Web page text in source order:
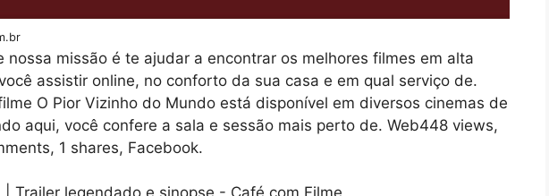
nossa missão é te ajudar a encontrar os melhores filmes em alta
assistir online, no conforto da sua casa e em qual serviço de.
O Pior Vizinho do Mundo está disponível em diversos cinemas de
aqui, você confere a sala e sessão mais perto de. Web448 views,
1 shares, Facebook.